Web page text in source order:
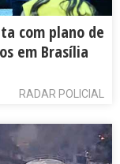
com plano de
em Brasília
RADAR POLICIAL